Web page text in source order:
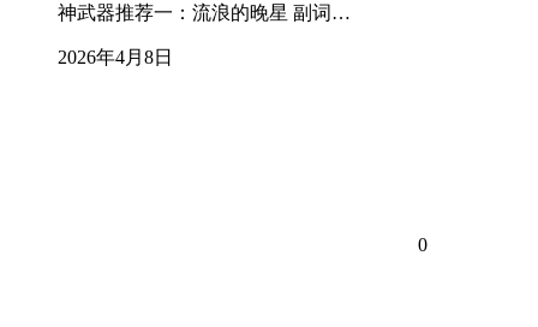
神武器推荐一：流浪的晚星 副词…
2026年4月8日
0